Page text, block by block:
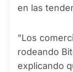
en las
"Los
rodeando
explicando